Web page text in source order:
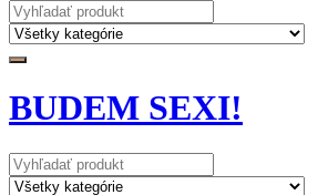
BUDEM SEXI!